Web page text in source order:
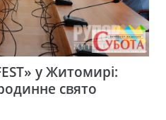
у Житомирі:
свято